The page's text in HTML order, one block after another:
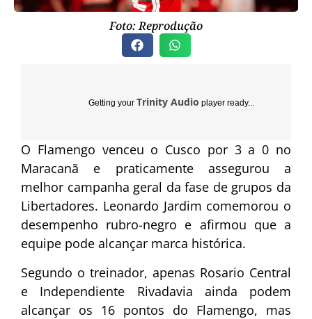
Foto: Reprodução
Getting your Trinity Audio player ready...
O Flamengo venceu o Cusco por 3 a 0 no
Maracanã e praticamente assegurou a
melhor campanha geral da fase de grupos da
Libertadores. Leonardo Jardim comemorou o
desempenho rubro-negro e afirmou que a
equipe pode alcançar marca histórica.
Segundo o treinador, apenas Rosario Central
e Independiente Rivadavia ainda podem
alcançar os 16 pontos do Flamengo, mas